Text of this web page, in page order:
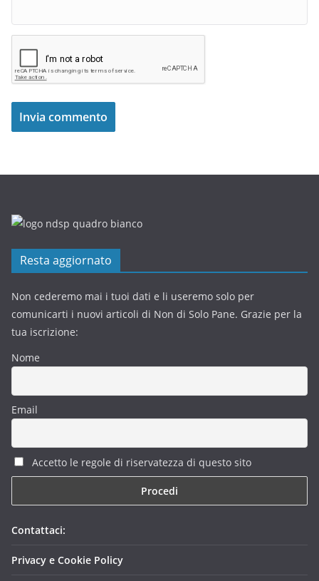
Resta aggiornato
Non cederemo mai i tuoi dati e li useremo solo per
comunicarti i nuovi articoli di Non di Solo Pane. Grazie per la
tua iscrizione:
Nome
Email
Accetto le regole di riservatezza di questo sito
Contattaci:
Privacy e Cookie Policy